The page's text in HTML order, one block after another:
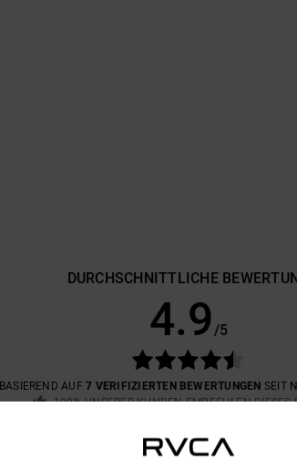
DURCHSCHNITTLICHE
4.9/5
BASIEREND AUF7 VERIFIZIERTEN BEWERTUNGEN SEIT
100% UNSERER KUNDEN EMPFEHLEN DIESES
GRÖSSE